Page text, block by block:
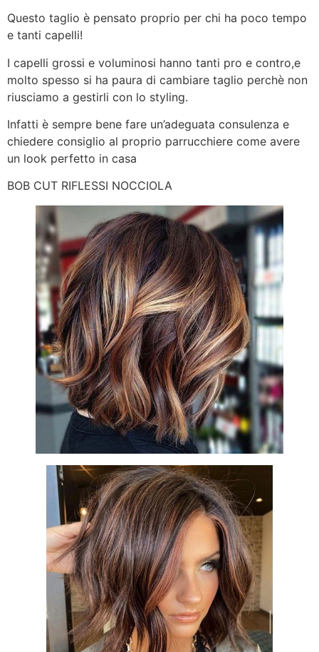
Questo taglio è pensato proprio per chi ha poco tempo
e tanti capelli!
I capelli grossi e voluminosi hanno tanti pro e contro,e
molto spesso si ha paura di cambiare taglio perchè non
riusciamo a gestirli con lo styling.
Infatti è sempre bene fare un’adeguata consulenza e
chiedere consiglio al proprio parrucchiere come avere
un look perfetto in casa
BOB CUT RIFLESSI NOCCIOLA